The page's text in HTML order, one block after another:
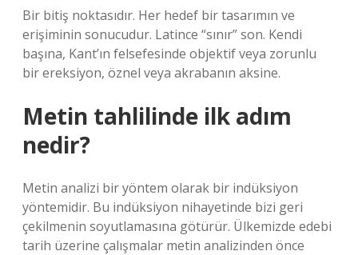
Bir bitiş noktasıdır. Her hedef bir tasarımın ve
erişiminin sonucudur. Latince “sınır” son. Kendi
başına, Kant’ın felsefesinde objektif veya zorunlu
bir ereksiyon, öznel veya akrabanın aksine.
Metin tahlilinde ilk adım
nedir?
Metin analizi bir yöntem olarak bir indüksiyon
yöntemidir. Bu indüksiyon nihayetinde bizi geri
çekilmenin soyutlamasına götürür. Ülkemizde edebi
tarih üzerine çalışmalar metin analizinden önce